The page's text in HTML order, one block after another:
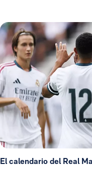
El calendario del Real